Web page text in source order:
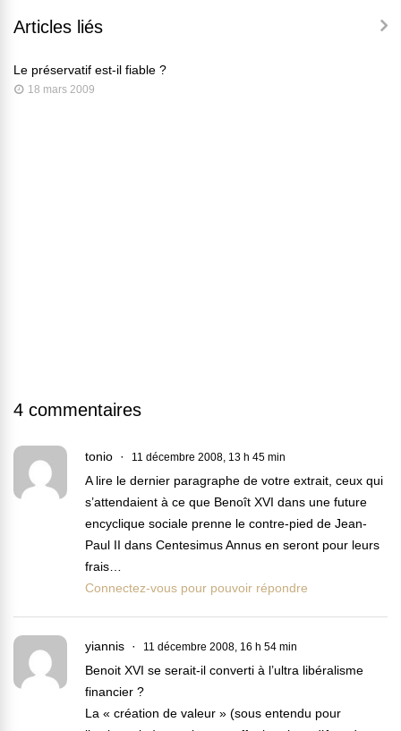
Articles liés
Le préservatif est-il fiable ?
18 mars 2009
4 commentaires
tonio 11 décembre 2008, 13 h 45 min
A lire le dernier paragraphe de votre extrait, ceux qui
s’attendaient à ce que Benoît XVI dans une future
encyclique sociale prenne le contre-pied de Jean-
Paul II dans Centesimus Annus en seront pour leurs
frais…
Connectez-vous pour pouvoir répondre
yiannis 11 décembre 2008, 16 h 54 min
Benoit XVI se serait-il converti à l’ultra libéralisme
financier ?
La « création de valeur » (sous entendu pour